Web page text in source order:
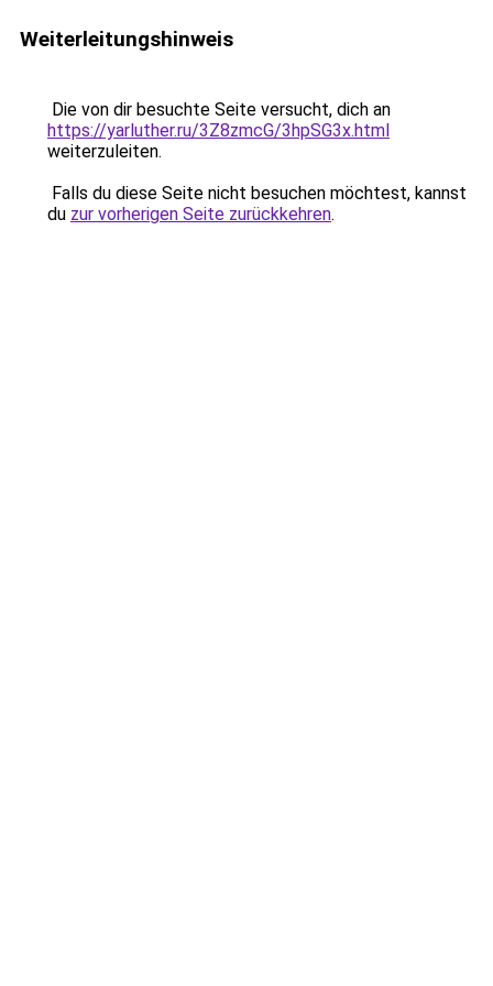
Weiterleitungshinweis
Die von dir besuchte Seite versucht, dich an
https://yarluther.ru/3Z8zmcG/3hpSG3x.html
weiterzuleiten.
Falls du diese Seite nicht besuchen möchtest, kannst
du zur vorherigen Seite zurückkehren.